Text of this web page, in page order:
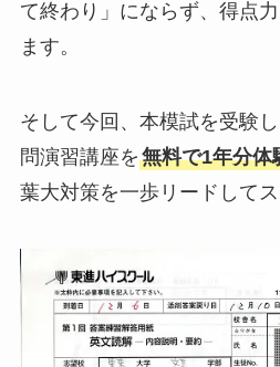
て終わり」にならず、得点
ます。
そして今回、本模試を受験
問演習講座を無料で1年分体
葉大対策を一歩リードしてス